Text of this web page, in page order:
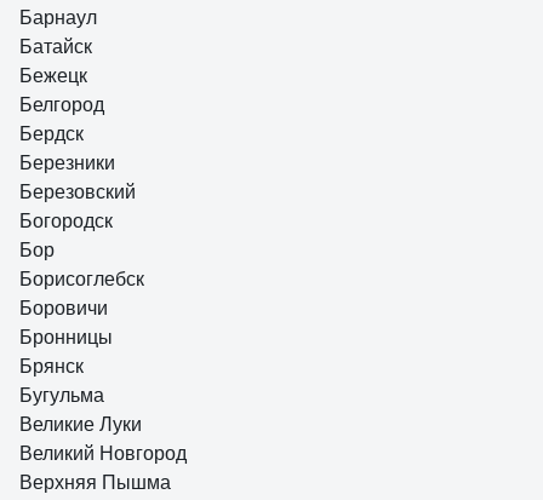
Барнаул
Батайск
Бежецк
Белгород
Бердск
Березники
Березовский
Богородск
Бор
Борисоглебск
Боровичи
Бронницы
Брянск
Бугульма
Великие Луки
Великий Новгород
Верхняя Пышма